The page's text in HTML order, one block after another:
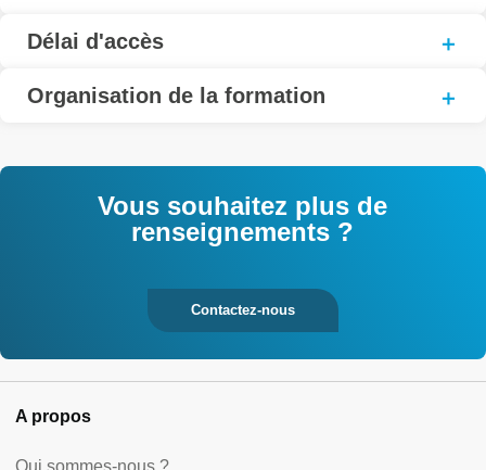
Délai d'accès
Organisation de la formation
Vous souhaitez plus de
renseignements ?
Contactez-nous
A propos
Qui sommes-nous ?